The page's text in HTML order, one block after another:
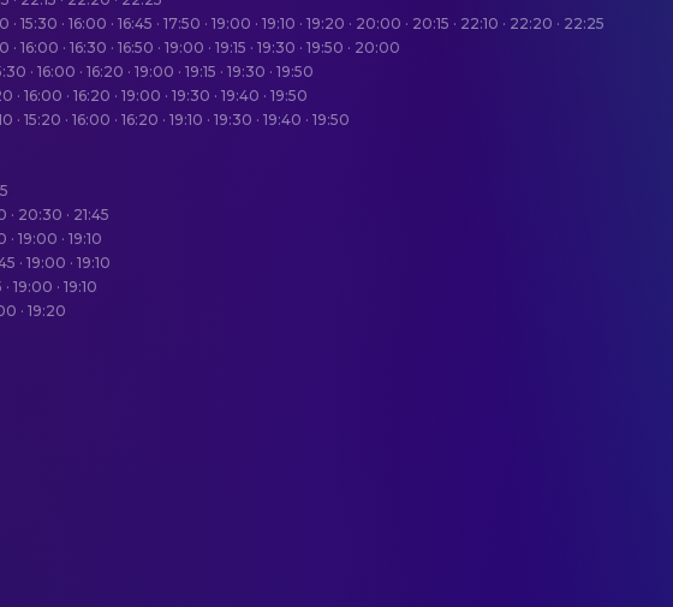
· 15:30 · 16:00 · 16:45 · 17:50 · 19:00 · 19:10 · 19:20 · 20:00 · 20:15 · 22:10 · 22:20 · 22:25
· 16:00 · 16:30 · 16:50 · 19:00 · 19:15 · 19:30 · 19:50 · 20:00
· 16:00 · 16:20 · 19:00 · 19:15 · 19:30 · 19:50
· 16:00 · 16:20 · 19:00 · 19:30 · 19:40 · 19:50
· 15:20 · 16:00 · 16:20 · 19:10 · 19:30 · 19:40 · 19:50
· 20:30 · 21:45
· 19:00 · 19:10
· 19:00 · 19:10
· 19:00 · 19:10
· 19:20